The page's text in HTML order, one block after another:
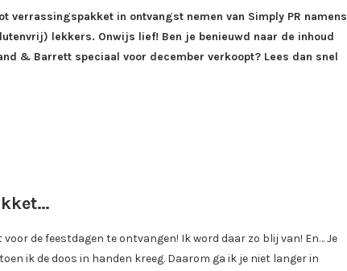
in ontvangst nemen van Simply PR namens
lekkers. Onwijs lief! Ben je benieuwd naar de inhoud
& Barrett speciaal voor december verkoopt? Lees dan snel
de feestdagen te ontvangen! Ik word daar zo blij van! En… Je
ik de doos in handen kreeg. Daarom ga ik je niet langer in